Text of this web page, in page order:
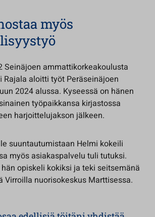
myös
Seinäjoen ammattikorkeakoulusta
aloitti työt Peräseinäjoen
2024 alussa. Kyseessä on hänen
työpaikkansa kirjastossa
harjoittelujakson jälkeen.
suuntautumistaan Helmi kokeili
myös asiakaspalvelu tuli tutuksi.
opiskeli kokiksi ja teki seitsemänä
Virroilla nuorisokeskus Marttisessa.